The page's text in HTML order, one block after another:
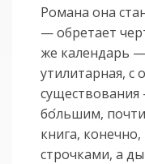
Романа она
— обретает
же календарь
утилитарная, с
большим,
книга,
строчками, а